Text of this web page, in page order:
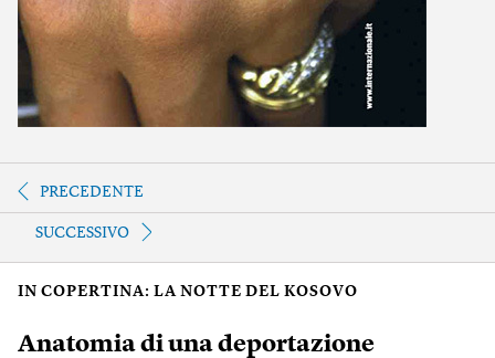
PRECEDENTE
SUCCESSIVO
IN COPERTINA: LA NOTTE DEL KOSOVO
Anatomia di una deportazione